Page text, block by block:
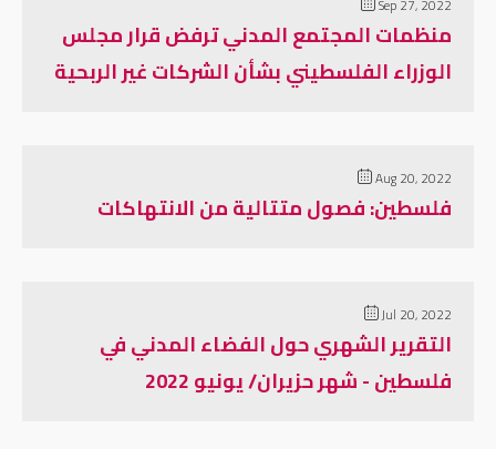
Sep 27, 2022
منظمات المجتمع المدني ترفض قرار مجلس
الوزراء الفلسطيني بشأن الشركات غير الربحية
Aug 20, 2022
فلسطين: فصول متتالية من الانتهاكات
Jul 20, 2022
التقرير الشهري حول الفضاء المدني في
فلسطين - شهر حزيران/ يونيو 2022